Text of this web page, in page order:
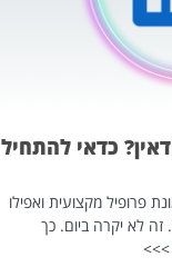
כדאי להתחיל
פרופיל מקצועית ואפילו
לא יקרה ביום. כך